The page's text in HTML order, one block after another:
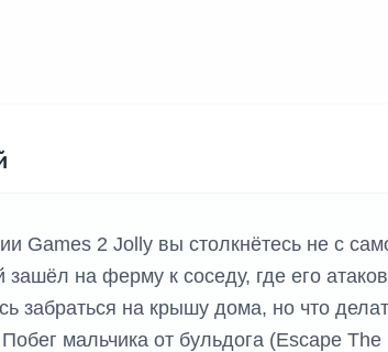
Games 2 Jolly вы столкнётесь не с
зашёл на ферму к соседу, где его
забраться на крышу дома, но что
мальчика от бульдога (Escape